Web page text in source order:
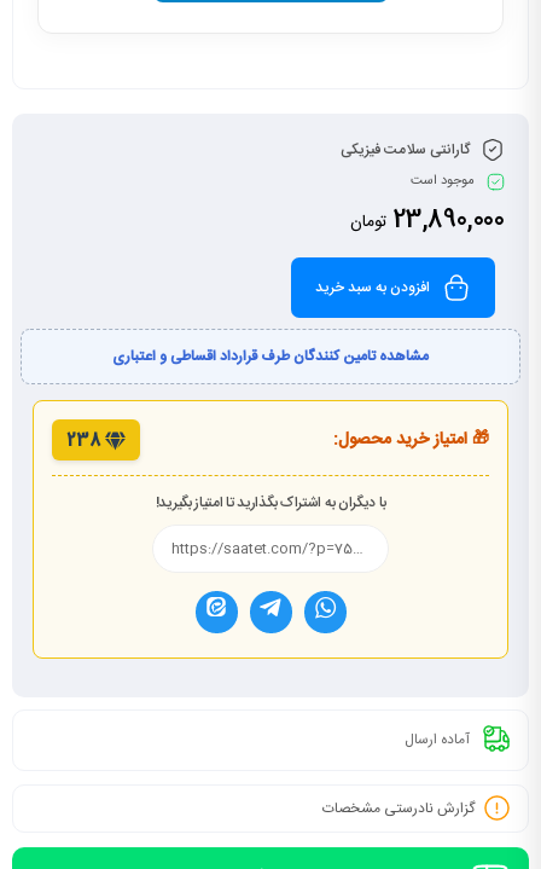
گارانتی سلامت فیزیکی
موجود است
23,890,000 تومان
افزودن به سبد خرید
مشاهده تامین کنندگان طرف قرارداد اقساطی و اعتباری
🎁 امتیاز خرید محصول: 238
با دیگران به اشتراک بگذارید تا امتیاز بگیرید!
آماده ارسال
گزارش نادرستی مشخصات